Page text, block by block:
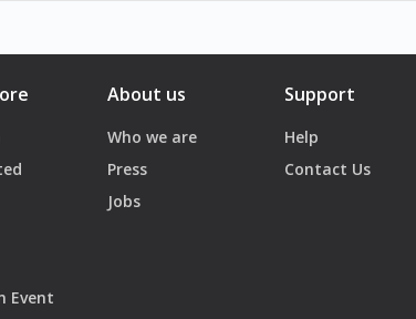
به.
Event
About us
Who we are
Press
Jobs
Support
Help
Contact Us